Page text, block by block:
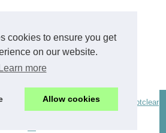
cookies to ensure you get
on our website.
Learn more
Allow cookies
les archives|Cookies Policy
Dotclear